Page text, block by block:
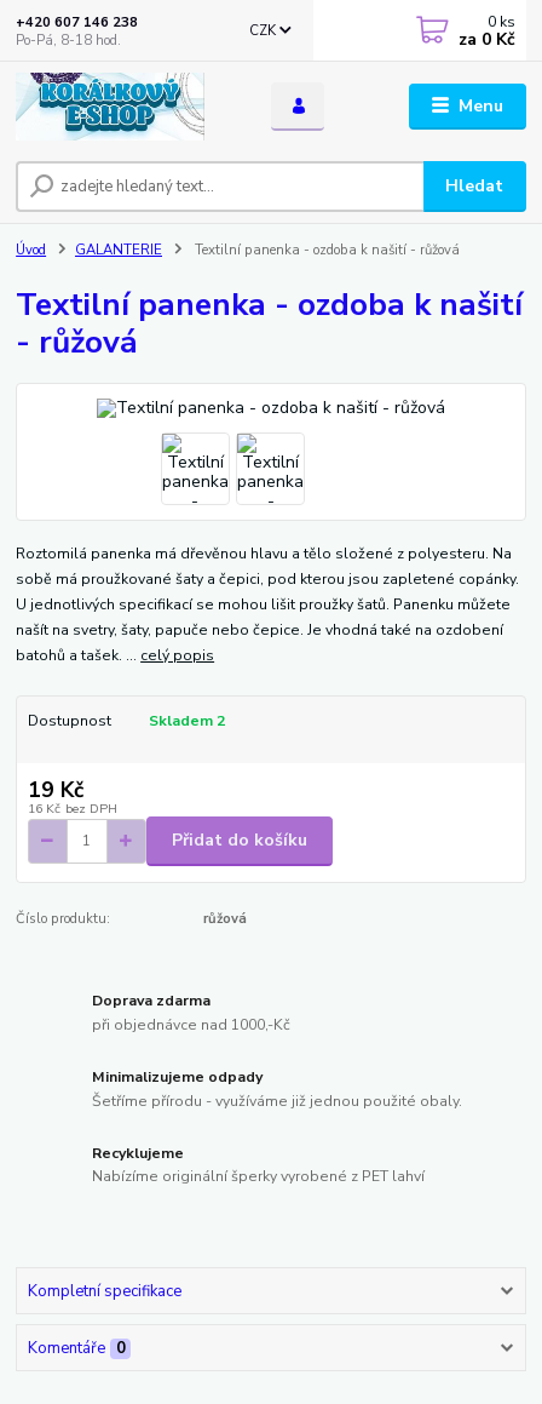
Menu
CZK
Hledat
+420 607 146 238
Po-Pá, 8-18 hod.
0 ks
za 0 Kč
Úvod GALANTERIE Textilní panenka - ozdoba k našití - růžová
Textilní panenka - ozdoba k našití
- růžová
Roztomilá panenka má dřevěnou hlavu a tělo složené z polyesteru. Na
sobě má proužkované šaty a čepici, pod kterou jsou zapletené copánky.
U jednotlivých specifikací se mohou lišit proužky šatů. Panenku můžete
našít na svetry, šaty, papuče nebo čepice. Je vhodná také na ozdobení
batohů a tašek. ... celý popis
Dostupnost Skladem 2
19 Kč
16 Kč bez DPH
Přidat do košíku
Číslo produktu: růžová
Doprava zdarma
při objednávce nad 1000,-Kč
Minimalizujeme odpady
Šetříme přírodu - využíváme již jednou použité obaly.
Recyklujeme
Nabízíme originální šperky vyrobené z PET lahví
Kompletní specifikace
Komentáře 0